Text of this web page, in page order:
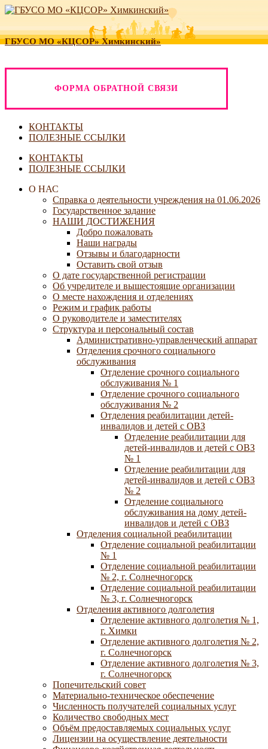
ГБУСО МО «КЦСОР» Химкинский»
ФОРМА ОБРАТНОЙ СВЯЗИ
КОНТАКТЫ
ПОЛЕЗНЫЕ ССЫЛКИ
КОНТАКТЫ
ПОЛЕЗНЫЕ ССЫЛКИ
О НАС
Справка о деятельности учреждения на 01.06.2026
Государственное задание
НАШИ ДОСТИЖЕНИЯ
Добро пожаловать
Наши награды
Отзывы и благодарности
Оставить свой отзыв
О дате государственной регистрации
Об учредителе и вышестоящие организации
О месте нахождения и отделениях
Режим и график работы
О руководителе и заместителях
Структура и персональный состав
Административно-управленческий аппарат
Отделения срочного социального
обслуживания
Отделение срочного социального
обслуживания № 1
Отделение срочного социального
обслуживания № 2
Отделения реабилитации детей-
инвалидов и детей с ОВЗ
Отделение реабилитации для
детей-инвалидов и детей с ОВЗ
№ 1
Отделение реабилитации для
детей-инвалидов и детей с ОВЗ
№ 2
Отделение социального
обслуживания на дому детей-
инвалидов и детей с ОВЗ
Отделения социальной реабилитации
Отделение социальной реабилитации
№ 1
Отделение социальной реабилитации
№ 2, г. Солнечногорск
Отделение социальной реабилитации
№ 3, г. Солнечногорск
Отделения активного долголетия
Отделение активного долголетия № 1,
г. Химки
Отделение активного долголетия № 2,
г. Солнечногорск
Отделение активного долголетия № 3,
г. Солнечногорск
Попечительский совет
Материально-техническое обеспечение
Численность получателей социальных услуг
Количество свободных мест
Объём предоставляемых социальных услуг
Лицензии на осуществление деятельности